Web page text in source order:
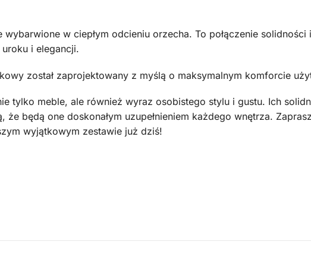
w ciepłym odcieniu orzecha. To połączenie solidności i
i elegancji.
został zaprojektowany z myślą o maksymalnym komforcie
tylko meble, ale również wyraz osobistego stylu i gustu. Ich
będą one doskonałym uzupełnieniem każdego wnętrza.
wyjątkowym zestawie już dziś!